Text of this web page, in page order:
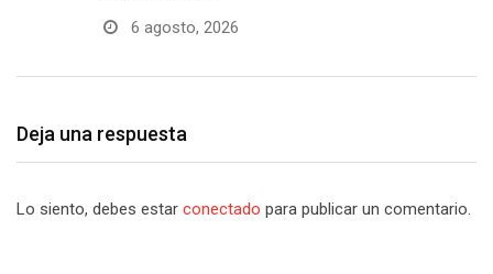
6 agosto, 2026
Deja una respuesta
Lo siento, debes estar conectado para publicar un comentario.